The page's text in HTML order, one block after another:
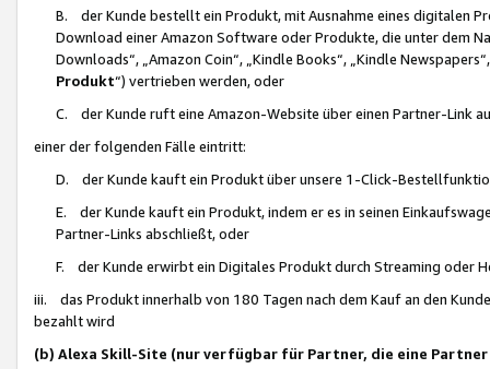
B. der Kunde bestellt ein Produkt, mit Ausnahme eines digitalen
Download einer Amazon Software oder Produkte, die unter dem
Downloads“, „Amazon Coin“, „Kindle Books“, „Kindle
Produkt“) vertrieben werden, oder
C. der Kunde ruft eine Amazon-Website über einen Partner-Link
einer der folgenden Fälle eintritt:
D. der Kunde kauft ein Produkt über unsere 1-Click-
E. der Kunde kauft ein Produkt, indem er es in seinen
Partner-Links abschließt, oder
F. der Kunde erwirbt ein Digitales Produkt durch Streaming oder
iii. das Produkt innerhalb von 180 Tagen nach dem Kauf an den
bezahlt wird
(b) Alexa Skill-Site (nur verfügbar für Partner, die eine